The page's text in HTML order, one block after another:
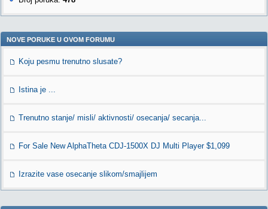
NOVE PORUKE U OVOM FORUMU
Koju pesmu trenutno slusate?
Istina je ...
Trenutno stanje/ misli/ aktivnosti/ osecanja/ secanja...
For Sale New AlphaTheta CDJ-1500X DJ Multi Player $1,099
Izrazite vase osecanje slikom/smajlijem